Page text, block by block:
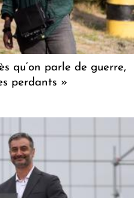
qu’on parle de guerre,
perdants »